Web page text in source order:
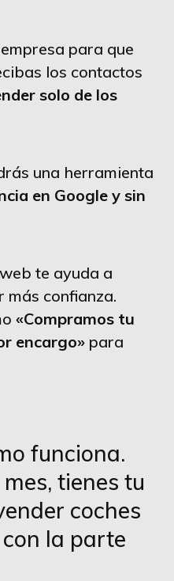
para que
los contactos
solo de los
una herramienta
en Google y sin
te ayuda a
más confianza.
«Compramos tu
encargo» para
funciona.
tienes tu
coches
la parte